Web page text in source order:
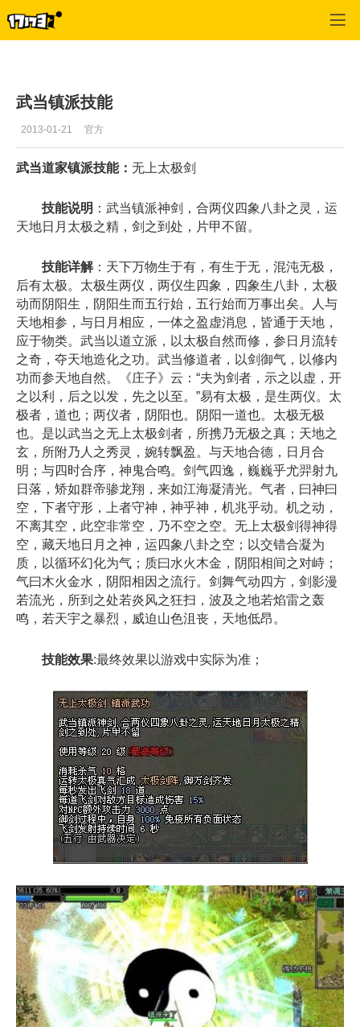
武当镇派技能
2013-01-21 官方
武当道家镇派技能： 无上太极剑
技能说明 ：武当镇派神剑，合两仪四象八卦之灵，运
天地日月太极之精，剑之到处，片甲不留。
技能详解：天下万物生于有，有生于无，混沌无极，
后有太极。太极生两仪，两仪生四象，四象生八卦，太极
动而阴阳生，阴阳生而五行始，五行始而万事出矣。人与
天地相参，与日月相应，一体之盈虚消息，皆通于天地，
应于物类。武当以道立派，以太极自然而修，参日月流转
之奇，夺天地造化之功。武当修道者，以剑御气，以修内
功而参天地自然。《庄子》云：“夫为剑者，示之以虚，开
之以利，后之以发，先之以至。”易有太极，是生两仪。太
极者，道也；两仪者，阴阳也。阴阳一道也。太极无极
也。是以武当之无上太极剑者，所携乃无极之真；天地之
玄，所附乃人之秀灵，婉转飘盈。与天地合德，日月合
明；与四时合序，神鬼合鸣。剑气四逸，巍巍乎尤羿射九
日落，矫如群帝骖龙翔，来如江海凝清光。气者，曰神曰
空，下者守形，上者守神，神乎神，机兆乎动。机之动，
不离其空，此空非常空，乃不空之空。无上太极剑得神得
空，藏天地日月之神，运四象八卦之空；以交错合凝为
质，以循环幻化为气；质曰水火木金，阴阳相间之对峙；
气曰木火金水，阴阳相因之流行。剑舞气动四方，剑影漫
若流光，所到之处若炎风之狂扫，波及之地若焰雷之轰
鸣，若天宇之暴烈，威迫山色沮丧，天地低昂。
技能效果:最终效果以游戏中实际为准；